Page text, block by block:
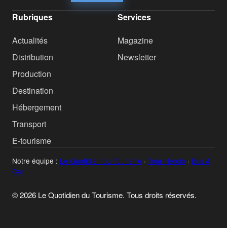
Rubriques
Actualités
Distribution
Production
Destination
Hébergement
Transport
E-tourisme
Services
Magazine
Newsletter
Notre équipe : Le Quotidien du Tourisme · Tour Hebdo · Bus &
Car
© 2026 Le Quotidien du Tourisme. Tous droits réservés.